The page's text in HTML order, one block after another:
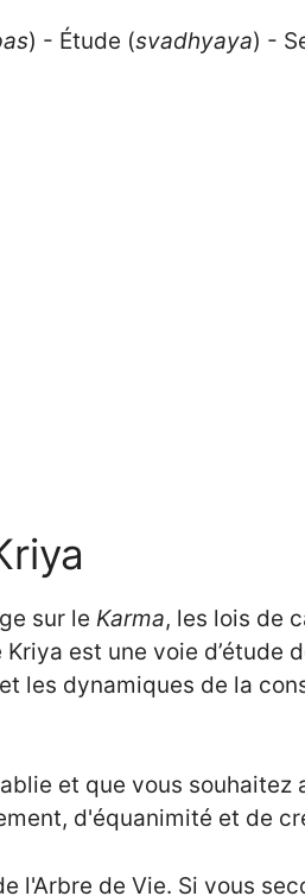
) - Étude (svadhyaya) -
sur le Karma, les lois de
est une voie d’étude
les dynamiques de la
et que vous souhaitez
d'équanimité et de
l'Arbre de Vie. Si vous